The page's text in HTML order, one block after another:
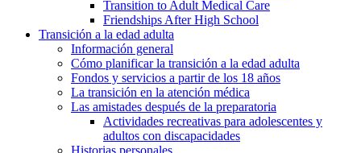
Transition to Adult Medical Care
Friendships After High School
Transición a la edad adulta
Información general
Cómo planificar la transición a la edad adulta
Fondos y servicios a partir de los 18 años
La transición en la atención médica
Las amistades después de la preparatoria
Actividades recreativas para adolescentes y
adultos con discapacidades
Historias personales